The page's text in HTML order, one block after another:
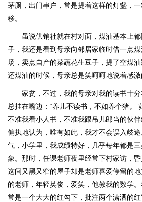
茅厕，出门串户，常是提着这样的灯盏，
移。
虽说供销社就在村对面，煤油基本上
子，我还是看到母亲向邻居家临时借一点
场，卖点自产的菜蔬花生豆子，提了空煤油
还煤油的时候，母亲总是笑呵呵地说着感激
家贫，不过，我的母亲对我的读书十
总挂在嘴边：“养儿不读书，不如养个猪。”
不准我看小人书，不准我跟吊儿郎当的伙
偏执地认为，唯有如此，我才不会误入歧
气，小学里，我成绩特好，几乎每年都是
象。那时，任课老师夜里经常下村家访，
这间又黑又窄的屋子却是老师喜爱停留的
的老师，年轻英俊，爱笑，他教我的数学
常是一个大大的红勾下，批注两个潇洒的